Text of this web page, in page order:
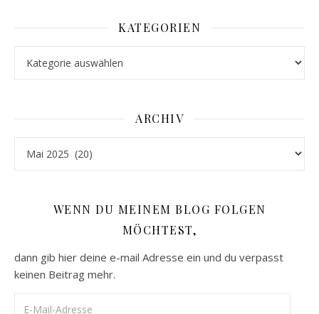
KATEGORIEN
ARCHIV
WENN DU MEINEM BLOG FOLGEN
MÖCHTEST,
dann gib hier deine e-mail Adresse ein und du verpasst
keinen Beitrag mehr.